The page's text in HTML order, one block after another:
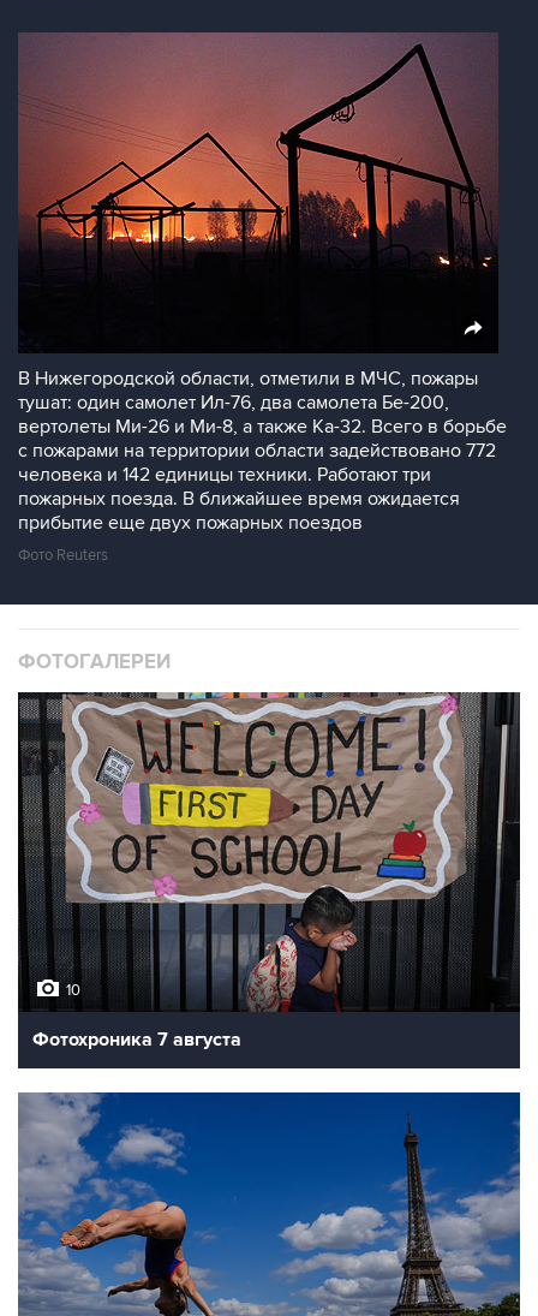
В Нижегородской области, отметили в МЧС, пожары
тушат: один самолет Ил-76, два самолета Бе-200,
вертолеты Ми-26 и Ми-8, а также Ка-32. Всего в борьбе
с пожарами на территории области задействовано 772
человека и 142 единицы техники. Работают три
пожарных поезда. В ближайшее время ожидается
прибытие еще двух пожарных поездов
Фото Reuters
ФОТОГАЛЕРЕИ
10
Фотохроника 7 августа